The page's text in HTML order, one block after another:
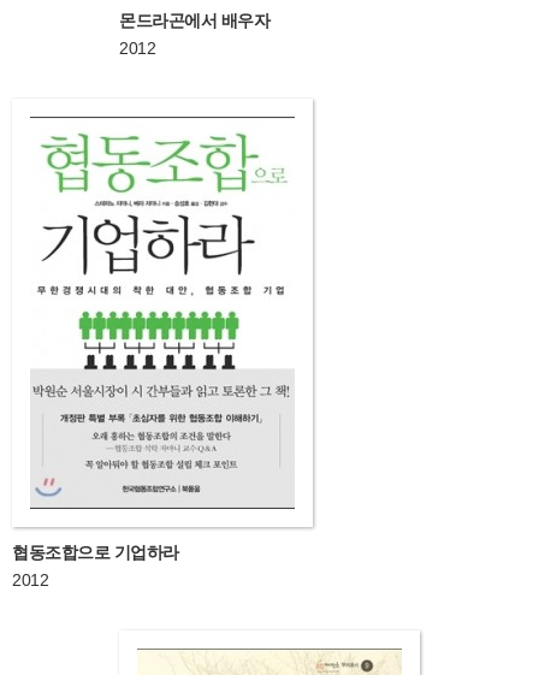
몬드라곤에서 배우자
2012
협동조합으로 기업하라
2012